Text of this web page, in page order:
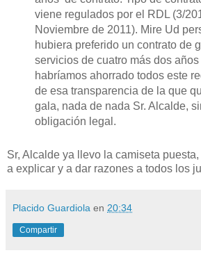
viene regulados por el RDL (3/
Noviembre de 2011). Mire Ud
hubiera preferido un contrato de
servicios de cuatro más dos años
habríamos ahorrado todos este
de esa transparencia de la que
gala, nada de nada Sr. Alcalde,
obligación legal.
Sr, Alcalde ya llevo la camiseta
a explicar y a dar razones a todos los
Placido Guardiola en 20:34
Compartir